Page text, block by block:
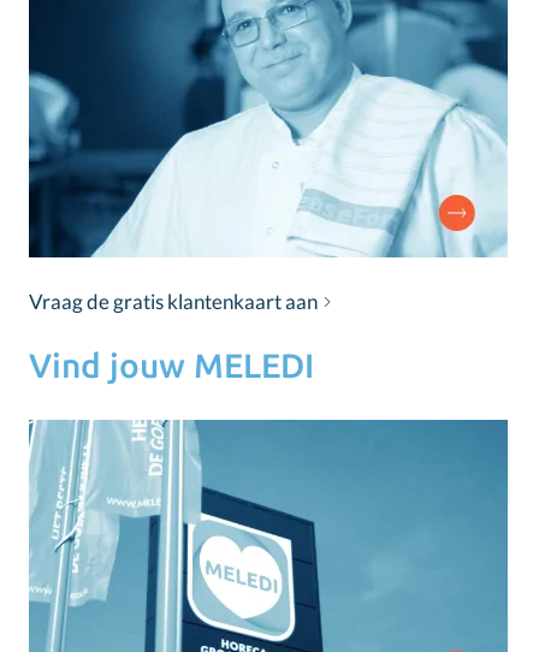
Vraag de gratis klantenkaart aan
Vind jouw MELEDI